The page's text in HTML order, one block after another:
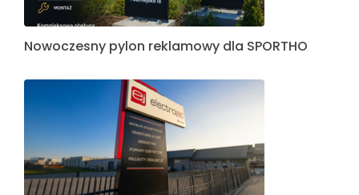
Nowoczesny pylon reklamowy dla SPORTHO